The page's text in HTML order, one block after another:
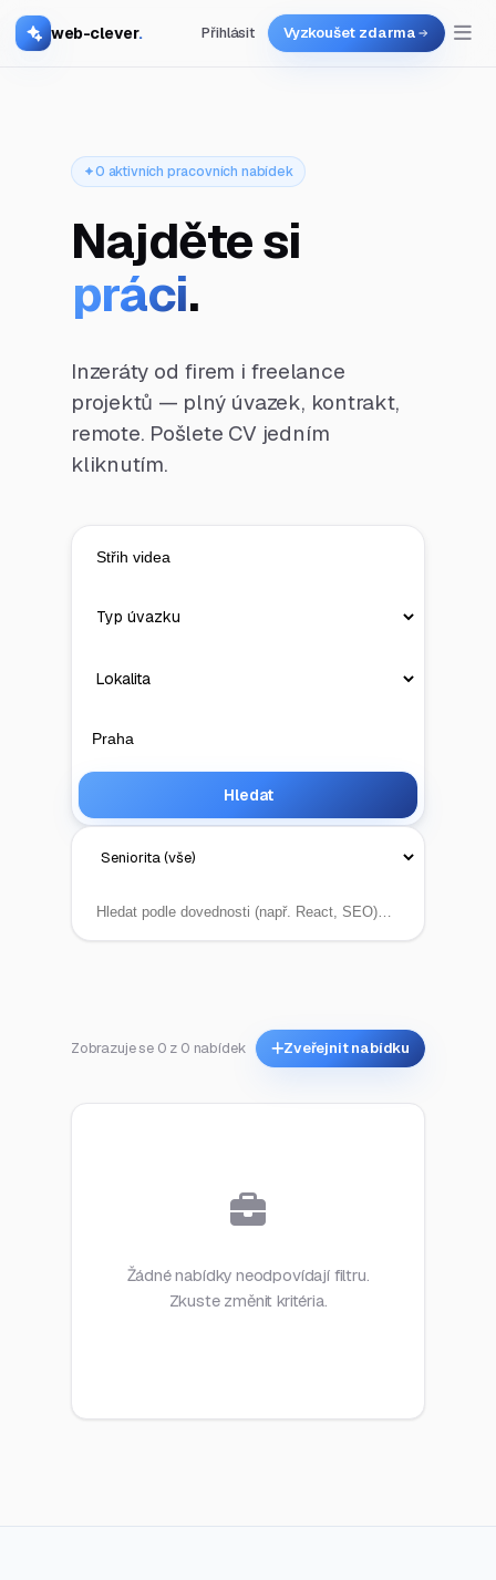
web-clever. Přihlásit Vyzkoušet zdarma
0 aktivních pracovních nabídek
Najděte si
práci.
Inzeráty od firem i freelance
projektů — plný úvazek, kontrakt,
remote. Pošlete CV jedním
kliknutím.
Hledat
Zobrazuje se 0 z 0 nabídek Zveřejnit nabídku
Žádné nabídky neodpovídají filtru.
Zkuste změnit kritéria.